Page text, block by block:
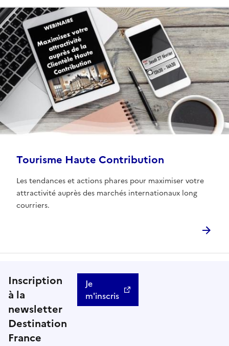
Tourisme Haute Contribution
Les tendances et actions phares pour maximiser votre
attractivité auprès des marchés internationaux long
courriers.
Inscription
à la
newsletter
Destination
France
Je
m'inscris